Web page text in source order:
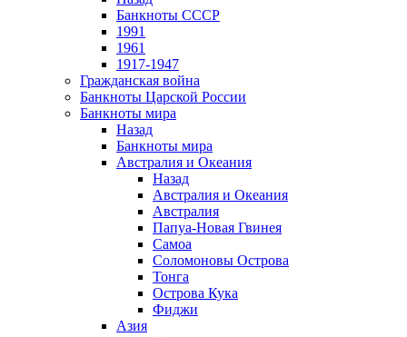
Банкноты СССР
1991
1961
1917-1947
Гражданская война
Банкноты Царской России
Банкноты мира
Назад
Банкноты мира
Австралия и Океания
Назад
Австралия и Океания
Австралия
Папуа-Новая Гвинея
Самоа
Соломоновы Острова
Тонга
Острова Кука
Фиджи
Азия